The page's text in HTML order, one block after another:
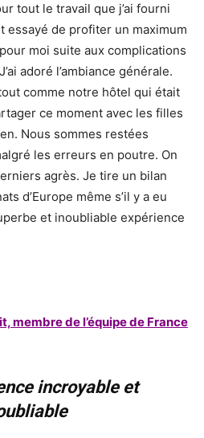
tout le travail que j’ai fourni
essayé de profiter un maximum
moi suite aux complications
adoré l’ambiance générale.
comme notre hôtel qui était
ce moment avec les filles
Nous sommes restées
les erreurs en poutre. On
agrès. Je tire un bilan
d’Europe même s’il y a eu
et inoubliable expérience
membre de l’équipe de France
incroyable et